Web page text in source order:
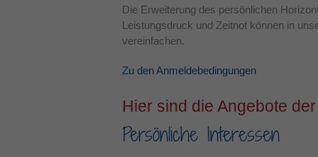
Die Erweiterung des persönlichen
Leistungsdruck und Zeitnot können in
vereinfachen.
Zu den Anmeldebedingungen
Hier sind die Angebote
Persönliche Interessen